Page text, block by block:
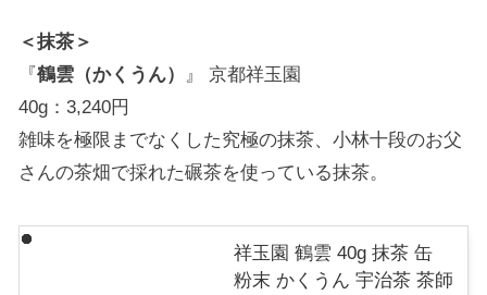
＜抹茶＞
『鶴雲（かくうん）
』 京都祥玉園
40g：3,240円
雑味を極限までなくした究極の抹茶、小林十段のお父
さんの茶畑で採れた碾茶を使っている抹茶。
祥玉園 鶴雲 40g 抹茶 缶
粉末 かくうん 宇治茶 茶師